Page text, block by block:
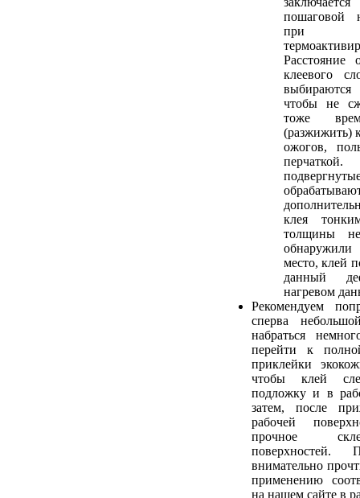
пошаговой
при
клеевого
чтобы не
тоже
(разжижить)
ожогов,
клея
толщины
место, клей
данный
нагревом
Рекомендуем
сперва
набраться
перейти к
приклейки
чтобы клей
подложку и в
затем, после
рабочей
прочное
поверхностей.
внимательно
применению
на нашем сайте в